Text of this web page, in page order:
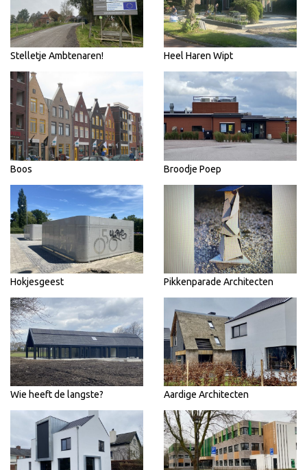
Stelletje Ambtenaren! Heel Haren Wipt
Boos Broodje Poep
Hokjesgeest Pikkenparade Architecten
Wie heeft de langste? Aardige Architecten